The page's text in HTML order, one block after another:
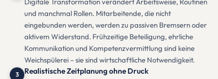
und manchmal Rollen. Mitarbeitende, die nicht
eingebunden werden, werden zu passiven Bremsern oder
aktivem Widerstand. Frühzeitige Beteiligung, ehrliche
Kommunikation und Kompetenzvermittlung sind keine
Weichspülerei – sie sind wirtschaftliche Notwendigkeit.
3 Realistische Zeitplanung ohne Druck